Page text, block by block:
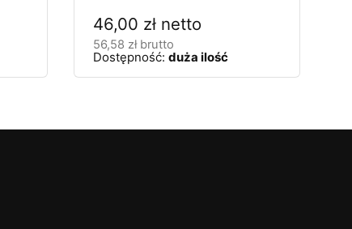
46,00 zł netto
56,58 złbrutto
Dostępność: duża ilość